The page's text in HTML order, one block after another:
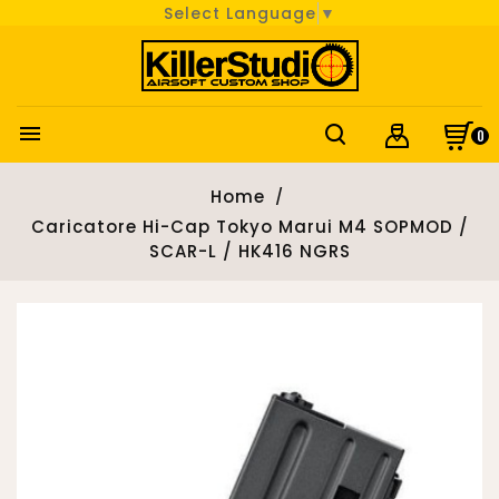
Select Language ▼
 0
Home
Caricatore Hi-Cap Tokyo Marui M4 SOPMOD /
SCAR-L / HK416 NGRS